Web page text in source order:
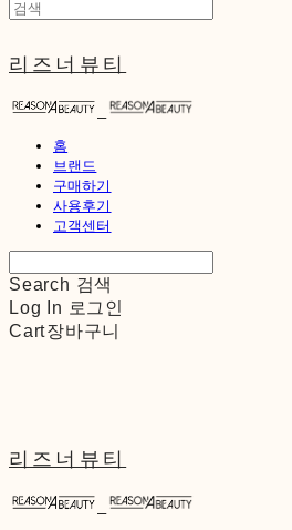
리즈너뷰티
홈
브랜드
구매하기
사용후기
고객센터
Search 검색
Log In 로그인
Cart장바구니
리즈너뷰티